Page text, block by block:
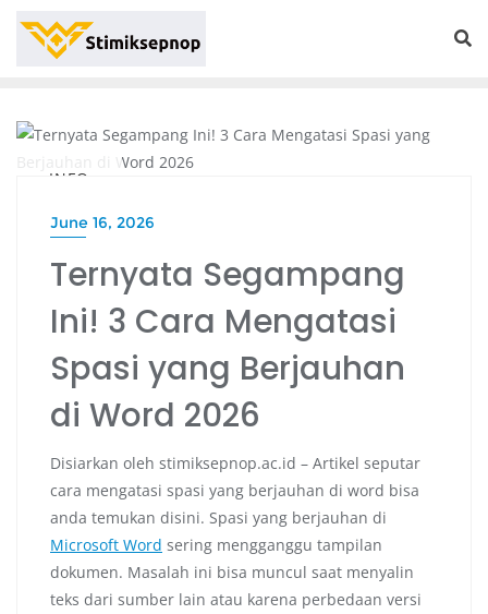
INFO
June 16, 2026
Ternyata Segampang
Ini! 3 Cara Mengatasi
Spasi yang Berjauhan
di Word 2026
Disiarkan oleh stimiksepnop.ac.id – Artikel seputar
cara mengatasi spasi yang berjauhan di word bisa
anda temukan disini. Spasi yang berjauhan di
Microsoft Word sering mengganggu tampilan
dokumen. Masalah ini bisa muncul saat menyalin
teks dari sumber lain atau karena perbedaan versi